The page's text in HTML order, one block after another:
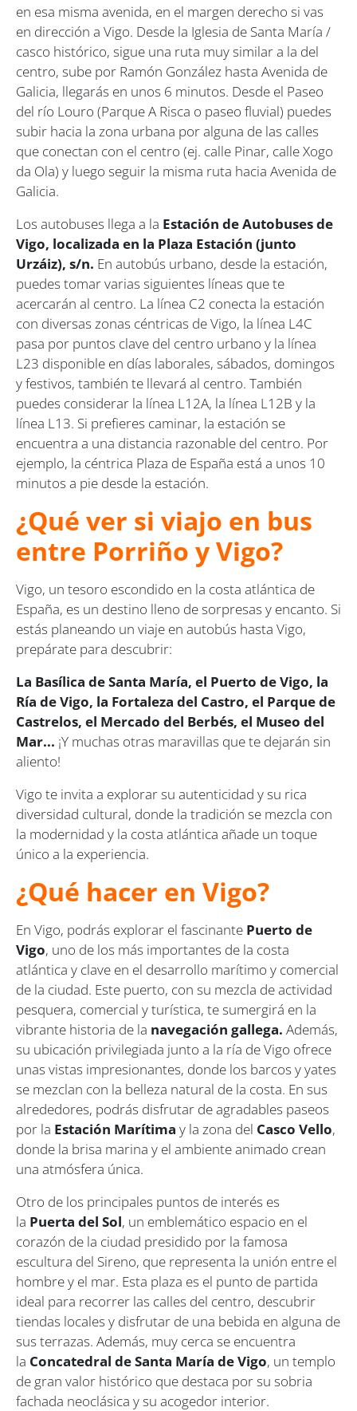
en esa misma avenida, en el margen derecho si vas
en dirección a Vigo. Desde la Iglesia de Santa María /
casco histórico, sigue una ruta muy similar a la del
centro, sube por Ramón González hasta Avenida de
Galicia, llegarás en unos 6 minutos. Desde el Paseo
del río Louro (Parque A Risca o paseo fluvial) puedes
subir hacia la zona urbana por alguna de las calles
que conectan con el centro (ej. calle Pinar, calle Xogo
da Ola) y luego seguir la misma ruta hacia Avenida de
Galicia.
Los autobuses llega a la Estación de Autobuses de
Vigo, localizada en la Plaza Estación (junto
Urzáiz), s/n. En autobús urbano, desde la estación,
puedes tomar varias siguientes líneas que te
acercarán al centro. La línea C2 conecta la estación
con diversas zonas céntricas de Vigo, la línea L4C
pasa por puntos clave del centro urbano y la línea
L23 disponible en días laborales, sábados, domingos
y festivos, también te llevará al centro. También
puedes considerar la línea L12A, la línea L12B y la
línea L13. Si prefieres caminar, la estación se
encuentra a una distancia razonable del centro. Por
ejemplo, la céntrica Plaza de España está a unos 10
minutos a pie desde la estación.
¿Qué ver si viajo en bus
entre Porriño y Vigo?
Vigo, un tesoro escondido en la costa atlántica de
España, es un destino lleno de sorpresas y encanto. Si
estás planeando un viaje en autobús hasta Vigo,
prepárate para descubrir:
La Basílica de Santa María, el Puerto de Vigo, la
Ría de Vigo, la Fortaleza del Castro, el Parque de
Castrelos, el Mercado del Berbés, el Museo del
Mar... ¡Y muchas otras maravillas que te dejarán sin
aliento!
Vigo te invita a explorar su autenticidad y su rica
diversidad cultural, donde la tradición se mezcla con
la modernidad y la costa atlántica añade un toque
único a la experiencia.
¿Qué hacer en Vigo?
En Vigo, podrás explorar el fascinante Puerto de
Vigo, uno de los más importantes de la costa
atlántica y clave en el desarrollo marítimo y comercial
de la ciudad. Este puerto, con su mezcla de actividad
pesquera, comercial y turística, te sumergirá en la
vibrante historia de la navegación gallega. Además,
su ubicación privilegiada junto a la ría de Vigo ofrece
unas vistas impresionantes, donde los barcos y yates
se mezclan con la belleza natural de la costa. En sus
alrededores, podrás disfrutar de agradables paseos
por la Estación Marítima y la zona del Casco Vello,
donde la brisa marina y el ambiente animado crean
una atmósfera única.
Otro de los principales puntos de interés es
la Puerta del Sol, un emblemático espacio en el
corazón de la ciudad presidido por la famosa
escultura del Sireno, que representa la unión entre el
hombre y el mar. Esta plaza es el punto de partida
ideal para recorrer las calles del centro, descubrir
tiendas locales y disfrutar de una bebida en alguna de
sus terrazas. Además, muy cerca se encuentra
la Concatedral de Santa María de Vigo, un templo
de gran valor histórico que destaca por su sobria
fachada neoclásica y su acogedor interior.